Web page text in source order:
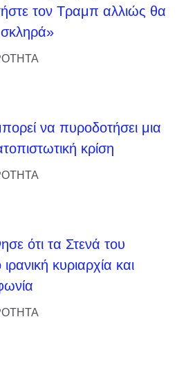
τον Τραμπ αλλιώς θα
να πυροδοτήσει μια
κρίση
ότι τα Στενά του
κυριαρχία και